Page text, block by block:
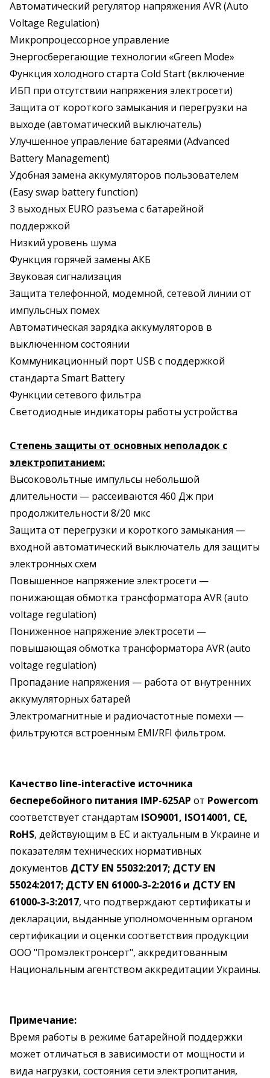
Автоматический регулятор напряжения AVR (Auto
Voltage Regulation)
Микропроцессорное управление
Энергосберегающие технологии «Green Mode»
Функция холодного старта Cold Start (включение
ИБП при отсутствии напряжения электросети)
Защита от короткого замыкания и перегрузки на
выходе (автоматический выключатель)
Улучшенное управление батареями (Advanced
Battery Management)
Удобная замена аккумуляторов пользователем
(Easy swap battery function)
3 выходных EURO разъема с батарейной
поддержкой
Низкий уровень шума
Функция горячей замены АКБ
Звуковая сигнализация
Защита телефонной, модемной, сетевой линии от
импульсных помех
Автоматическая зарядка аккумуляторов в
выключенном состоянии
Коммуникационный порт USB с поддержкой
стандарта Smart Battery
Функции сетевого фильтра
Светодиодные индикаторы работы устройства
Степень защиты от основных неполадок с
электропитанием:
Высоковольтные импульсы небольшой
длительности — рассеиваются 460 Дж при
продолжительности 8/20 мкс
Защита от перегрузки и короткого замыкания —
входной автоматический выключатель для защиты
электронных схем
Повышенное напряжение электросети —
понижающая обмотка трансформатора AVR (auto
voltage regulation)
Пониженное напряжение электросети —
повышающая обмотка трансформатора AVR (auto
voltage regulation)
Пропадание напряжения — работа от внутренних
аккумуляторных батарей
Электромагнитные и радиочастотные помехи —
фильтруются встроенным EMI/RFI фильтром.
Качество line-interactive источника
бесперебойного питания IMP-625AP от Powercom
соответствует стандартам ISO9001, ISO14001, CE,
RoHS, действующим в ЕС и актуальным в Украине и
показателям технических нормативных
документов ДСТУ EN 55032:2017; ДСТУ EN
55024:2017; ДСТУ EN 61000-3-2:2016 и ДСТУ EN
61000-3-3:2017, что подтверждают сертификаты и
декларации, выданные уполномоченным органом
сертификации и оценки соответствия продукции
ООО "Промэлектронсерт", аккредитованным
Национальным агентством аккредитации Украины.
Примечание:
Время работы в режиме батарейной поддержки
может отличаться в зависимости от мощности и
вида нагрузки, состояния сети электропитания,